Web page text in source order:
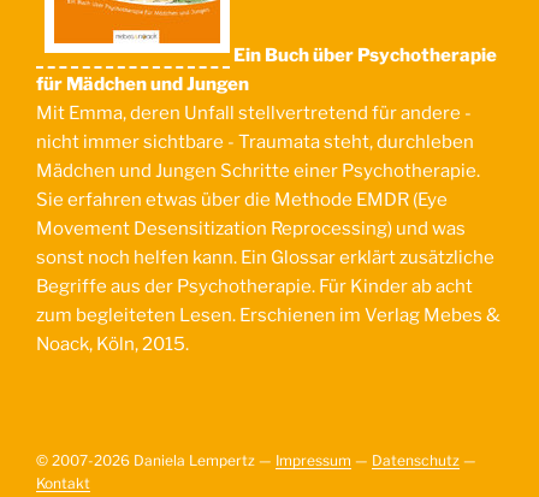
Ein Buch über Psychotherapie
für Mädchen und Jungen
Mit Emma, deren Unfall stellvertretend für andere -
nicht immer sichtbare - Traumata steht, durchleben
Mädchen und Jungen Schritte einer Psychotherapie.
Sie erfahren etwas über die Methode EMDR (Eye
Movement Desensitization Reprocessing) und was
sonst noch helfen kann. Ein Glossar erklärt zusätzliche
Begriffe aus der Psychotherapie. Für Kinder ab acht
zum begleiteten Lesen. Erschienen im Verlag Mebes &
Noack, Köln, 2015.
© 2007-2026 Daniela Lempertz — Impressum — Datenschutz —
Kontakt